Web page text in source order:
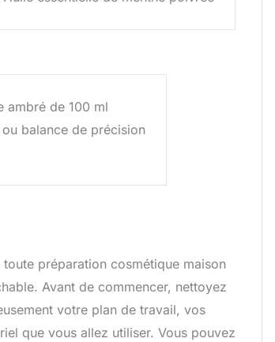
ambré de 100 ml
balance de précision
préparation cosmétique maison
Avant de commencer, nettoyez
votre plan de travail, vos
que vous allez utiliser. Vous pouvez